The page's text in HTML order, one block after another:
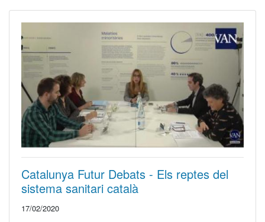
Catalunya Futur Debats - Els reptes del
sistema sanitari català
17/02/2020